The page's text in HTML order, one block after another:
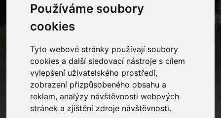
Používáme soubory
cookies
Tyto webové stránky používají soubory
cookies a další sledovací nástroje s cílem
vylepšení uživatelského prostředí,
zobrazení přizpůsobeného obsahu a
reklam, analýzy návštěvnosti webových
stránek a zjištění zdroje návštěvnosti.
Oznámení
Home Oznámení Nový telefonní kontakt
Nový telefonní kontakt
Vážení rodiče,